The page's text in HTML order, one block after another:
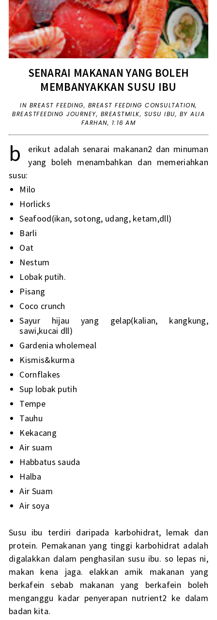
SENARAI MAKANAN YANG BOLEH
MEMBANYAKKAN SUSU IBU
IN BREAST FEEDING, BREAST FEEDING CONSULTATION,
BREASTFEEDING JOURNEY, BREASTMILK, SUSU IBU, BY ALIA
FARHAN, 1:16 AM
b
erikut adalah senarai makanan2 dan minuman
yang boleh menambahkan dan memeriahkan
susu:
Milo
Horlicks
Seafood(ikan, sotong, udang, ketam,dll)
Barli
Oat
Nestum
Lobak putih.
Pisang
Coco crunch
Sayur hijau yang gelap(kalian, kangkung,
sawi,kucai dll)
Gardenia wholemeal
Kismis&kurma
Cornflakes
Sup lobak putih
Tempe
Tauhu
Kekacang
Air suam
Habbatus sauda
Halba
Air Suam
Air soya
Susu ibu terdiri daripada karbohidrat, lemak dan
protein. Pemakanan yang tinggi karbohidrat adalah
digalakkan dalam penghasilan susu ibu. so lepas ni,
makan kena jaga. elakkan amik makanan yang
berkafein sebab makanan yang berkafein boleh
menganggu kadar penyerapan nutrient2 ke dalam
badan kita.